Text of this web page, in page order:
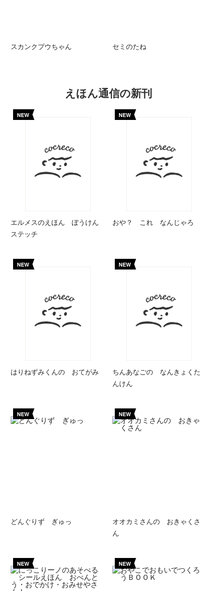
スカンクプウちゃん セミのたね
えほん通信の新刊
NEW
エルメスのえほん ぼうけん
ステッチ
NEW
おや？ これ なんじゃろ
NEW
はりねずみくんの おてがみ
NEW
ちんあなごの なんきょくた
んけん
NEW
どんぐりず ぎゅっ
NEW
オオカミさんの おきゃくさ
ん
NEW NEW